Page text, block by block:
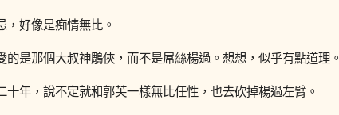
，好像是痴情無比。
的是那個大叔神鵰俠，而不是屌絲楊過。想想，似乎有點道理。
十年，說不定就和郭芙一樣無比任性，也去砍掉楊過左臂。